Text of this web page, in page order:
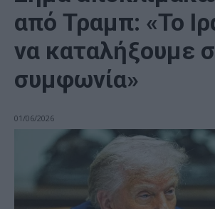
από Τραμπ: «Το
να καταλήξουμε
συμφωνία»
01/06/2026